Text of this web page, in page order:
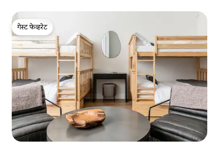
गेस्ट फेव्हरेट
गेस्ट फेव्हरेट